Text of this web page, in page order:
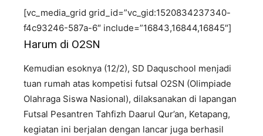
[vc_media_grid grid_id=”vc_gid:1520834237340-
f4c93246-587a-6″ include=”16843,16844,16845″]
Harum di O2SN
Kemudian esoknya (12/2), SD Daquschool menjadi
tuan rumah atas kompetisi futsal O2SN (Olimpiade
Olahraga Siswa Nasional), dilaksanakan di lapangan
Futsal Pesantren Tahfizh Daarul Qur’an, Ketapang,
kegiatan ini berjalan dengan lancar juga berhasil